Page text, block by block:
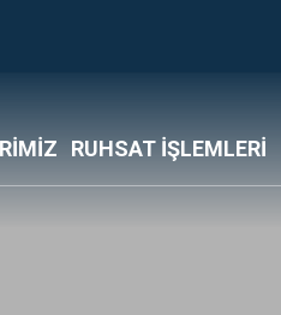
RUHSAT İŞLEMLERİ